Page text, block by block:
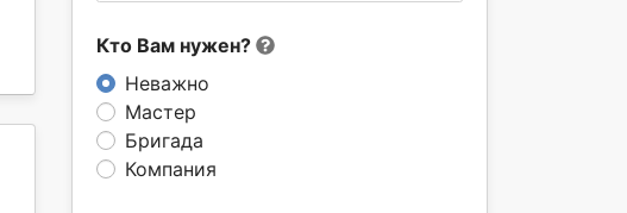
Кто Вам нужен?
Неважно
Мастер
Бригада
Компания